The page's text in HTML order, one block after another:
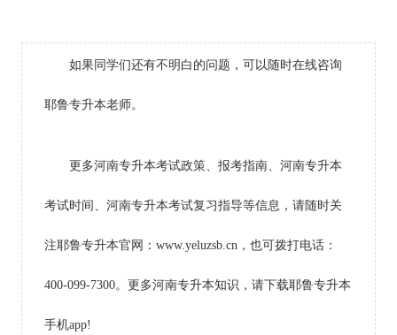
如果同学们还有不明白的问题，可以随时在线咨询
耶鲁专升本老师。
更多河南专升本考试政策、报考指南、河南专升本
考试时间、河南专升本考试复习指导等信息，请随时关
注耶鲁专升本官网：www.yeluzsb.cn，也可拨打电话：
400-099-7300。更多河南专升本知识，请下载耶鲁专升本
手机app!